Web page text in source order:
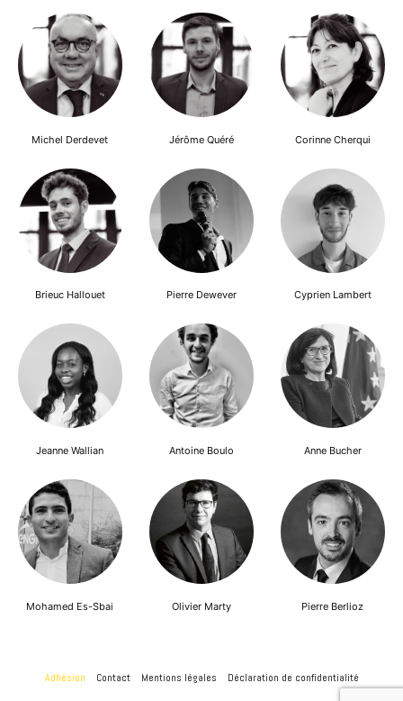
Michel Derdevet Jérôme Quéré Corinne Cherqui
Brieuc Hallouet Pierre Dewever Cyprien Lambert
Jeanne Wallian Antoine Boulo Anne Bucher
Mohamed Es-Sbai Olivier Marty Pierre Berlioz
Adhésion Contact Mentions légales Déclaration de confidentialité